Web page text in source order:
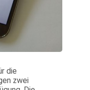
die
zwei